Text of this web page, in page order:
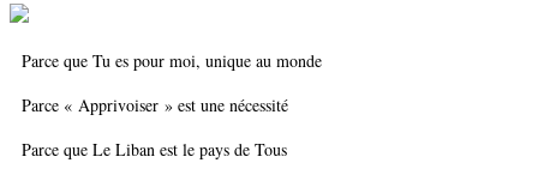
Parce que Tu es pour moi, unique au monde
Parce « Apprivoiser » est une nécessité
Parce que Le Liban est le pays de Tous